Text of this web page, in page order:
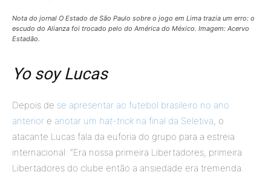
Nota do jornal O Estado de São Paulo sobre o jogo em Lima trazia um erro: o
escudo do Alianza foi trocado pelo do América do México. Imagem: Acervo
Estadão.
Yo soy Lucas
Depois de se apresentar ao futebol brasileiro no ano
anterior e anotar um hat-trick na final da Seletiva, o
atacante Lucas fala da euforia do grupo para a estreia
internacional: “Era nossa primeira Libertadores, primeira
Libertadores do clube então a ansiedade era tremenda.